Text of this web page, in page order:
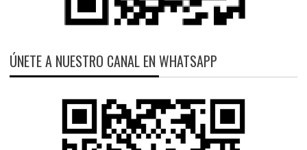
ÚNETE A NUESTRO CANAL EN WHATSAPP